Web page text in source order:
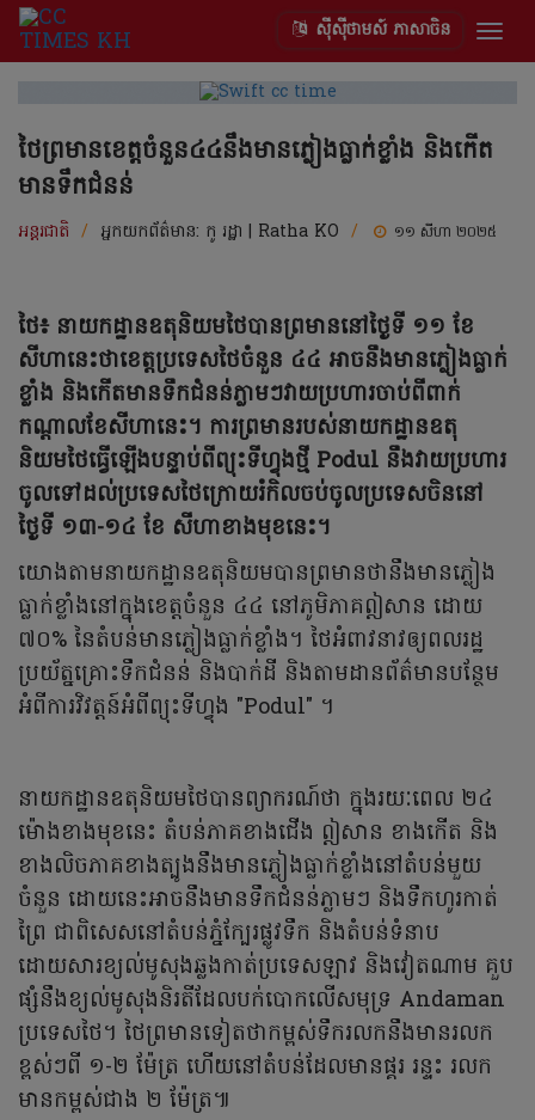
ស៊ីស៊ីថាមស៍ ភាសាចិន
ថៃព្រមានខេត្តចំនួន៤៤នឹងមានភ្លៀងធ្លាក់ខ្លាំង និងកើត
មានទឹកជំនន់
អន្តរជាតិ / អ្នកយកព័ត៌មាន: កូ រដ្ឋា | Ratha KO / ១១ សីហា ២០២៥
ថៃ៖ នាយកដ្ឋានឧតុនិយមថៃបានព្រមាននៅថ្ងៃទី ១១ ខែ
សីហានេះថាខេត្តប្រទេសថៃចំនួន ៤៤ អាចនឹងមានភ្លៀងធ្លាក់
ខ្លាំង និងកើតមានទឹកជំនន់ភ្លាមៗវាយប្រហារចាប់ពីពាក់
កណ្តាលខែសីហានេះ។ ការព្រមានរបស់នាយកដ្ឋានឧតុ
និយមថៃធ្វើឡើងបន្ទាប់ពីព្យុះទីហ្វុងថ្មី Podul នឹងវាយប្រហារ
ចូលទៅដល់ប្រទេសថៃក្រោយរំកិលចប់ចូលប្រទេសចិននៅ
ថ្ងៃទី ១៣-១៤ ខែ សីហាខាងមុខនេះ។
យោងតាមនាយកដ្ឋានឧតុនិយមបានព្រមានថានឹងមានភ្លៀង
ធ្លាក់ខ្លាំងនៅក្នុងខេត្តចំនួន ៤៤ នៅភូមិភាគឦសាន ដោយ
៧០% នៃតំបន់មានភ្លៀងធ្លាក់ខ្លាំង។ ថៃអំពាវនាវឲ្យពលរដ្ឋ
ប្រយ័ត្នគ្រោះទឹកជំនន់ និងបាក់ដី និងតាមដានព័ត៌មានបន្ថែម
អំពីការវិវត្តន៍អំពីព្យុះទីហ្វុង "Podul" ។
នាយកដ្ឋានឧតុនិយមថៃបានព្យាករណ៍ថា ក្នុងរយៈពេល ២៤
ម៉ោងខាងមុខនេះ តំបន់ភាគខាងជើង ឦសាន ខាងកើត និង
ខាងលិចភាគខាងត្បូងនឹងមានភ្លៀងធ្លាក់ខ្លាំងនៅតំបន់មួយ
ចំនួន ដោយនេះអាចនឹងមានទឹកជំនន់ភ្លាមៗ និងទឹកហូរកាត់
ព្រៃ ជាពិសេសនៅតំបន់ភ្នំក្បែរផ្លូវទឹក និងតំបន់ទំនាប
ដោយសារខ្យល់មូសុងឆ្លងកាត់ប្រទេសឡាវ និងវៀតណាម គួប
ផ្សំនឹងខ្យល់មូសុងនិរតីដែលបក់បោកលើសមុទ្រ Andaman
ប្រទេសថៃ។ ថៃព្រមានទៀតថាកម្ពស់ទឹករលកនឹងមានរលក
ខ្ពស់ៗពី ១-២ ម៉ែត្រ ហើយនៅតំបន់ដែលមានផ្គរ រន្ទះ រលក
មានកម្ពស់ជាង ២ ម៉ែត្រ៕